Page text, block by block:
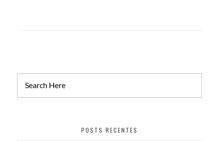
POSTS RECENTES